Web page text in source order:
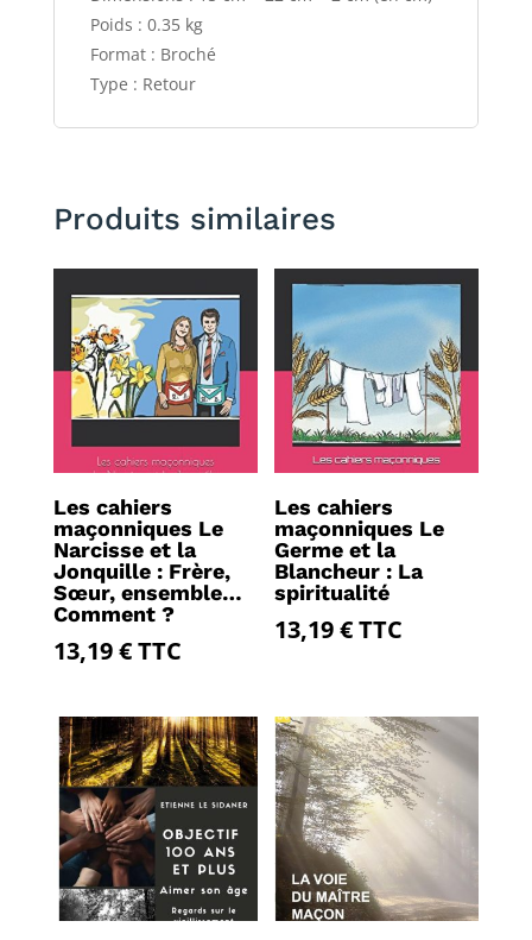
Poids : 0.35 kg
Format : Broché
Type : Retour
Produits similaires
Les cahiers
maçonniques Le
Narcisse et la
Jonquille : Frère,
Sœur, ensemble…
Comment ?
13,19€TTC
Les cahiers
maçonniques Le
Germe et la
Blancheur : La
spiritualité
13,19€TTC